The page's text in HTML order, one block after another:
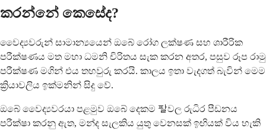
කරන්නේ කෙසේද?
වෛද්‍යවරුන් සාමාන්‍යයෙන් ඔබේ රෝග ලක්ෂණ සහ ශාරීරික
පරීක්ෂණය මත මහා ධමනි චිරිතය සැක කරන අතර, පසුව රූප රාමු
පරීක්ෂණ මගින් එය තහවුරු කරයි. කාලය ඉතා වැදගත් බැවින් මෙම
ක්‍රියාවලිය ඉක්මනින් සිදු වේ.
ඔබේ වෛද්‍යවරයා පළමුව ඔබේ දෙකම 팔වල රුධිර පීඩනය
පරීක්ෂා කරනු ඇත, මන්ද සැලකිය යුතු වෙනසක් ඉඟියක් විය හැකි